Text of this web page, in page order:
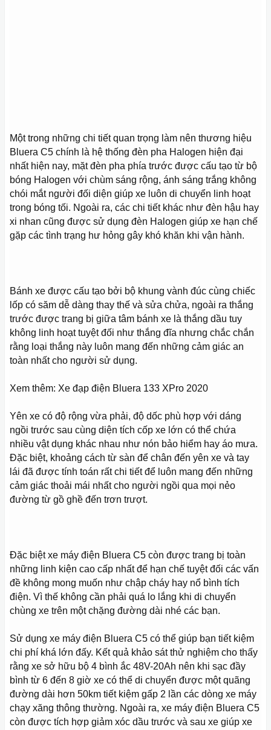
Một trong những chi tiết quan trọng làm nên thương hiệu
Bluera C5 chính là hệ thống đèn pha Halogen hiện đại
nhất hiện nay, mặt đèn pha phía trước được cấu tạo từ bộ
bóng Halogen với chùm sáng rộng, ánh sáng trắng không
chói mắt người đối diện giúp xe luôn di chuyển linh hoạt
trong bóng tối. Ngoài ra, các chi tiết khác như đèn hậu hay
xi nhan cũng được sử dụng đèn Halogen giúp xe hạn chế
gặp các tình trạng hư hỏng gây khó khăn khi vận hành.
Bánh xe được cấu tạo bởi bộ khung vành đúc cùng chiếc
lốp có săm dễ dàng thay thế và sửa chửa, ngoài ra thắng
trước được trang bị giữa tâm bánh xe là thắng dầu tuy
không linh hoạt tuyệt đối như thắng đĩa nhưng chắc chắn
rằng loại thắng này luôn mang đến những cảm giác an
toàn nhất cho người sử dụng.
Xem thêm: Xe đạp điện Bluera 133 XPro 2020
Yên xe có độ rộng vừa phải, độ dốc phù hợp với dáng
ngồi trước sau cùng diện tích cốp xe lớn có thể chứa
nhiều vật dụng khác nhau như nón bảo hiểm hay áo mưa.
Đặc biệt, khoảng cách từ sàn để chân đến yên xe và tay
lái đã được tính toán rất chi tiết để luôn mang đến những
cảm giác thoải mái nhất cho người ngồi qua mọi nẻo
đường từ gồ ghề đến trơn trượt.
Đặc biệt xe máy điện Bluera C5 còn được trang bị toàn
những linh kiện cao cấp nhất để hạn chế tuyệt đối các vấn
đề không mong muốn như chập cháy hay nổ bình tích
điện. Vì thế không cần phải quá lo lắng khi di chuyển
chùng xe trên một chặng đường dài nhé các bạn.
Sử dụng xe máy điện Bluera C5 có thể giúp bạn tiết kiệm
chi phí khá lớn đấy. Kết quả khảo sát thử nghiệm cho thấy
rằng xe sở hữu bộ 4 bình ắc 48V-20Ah nên khi sạc đầy
bình từ 6 đến 8 giờ xe có thể di chuyển được một quãng
đường dài hơn 50km tiết kiệm gấp 2 lần các dòng xe máy
chạy xăng thông thường. Ngoài ra, xe máy điện Bluera C5
còn được tích hợp giảm xóc dầu trước và sau xe giúp xe